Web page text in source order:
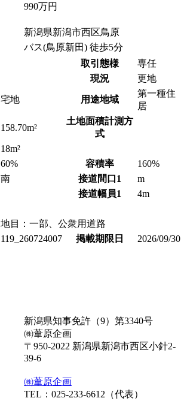
990万円
新潟県新潟市西区鳥原
バス(鳥原新田) 徒歩5分
取引態様
専任
現況 更地
宅地 用途地域
第一種住
居
158.70m²
土地面積計測方
式
18m²
60% 容積率
160%
南 接道間口1
m
接道幅員1
4m
地目：一部、公衆用道路
119_260724007 掲載期限日 2026/09/30
新潟県知事免許（9）第3340号
㈱葦原企画
〒950-2022 新潟県新潟市西区小針2-
39-6
㈱葦原企画
TEL：025-233-6612（代表）